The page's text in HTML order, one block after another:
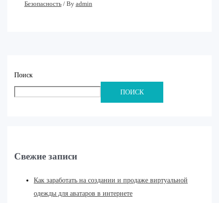
Безопасность/ By admin
Поиск
ПОИСК
Свежие записи
Как заработать на создании и продаже виртуальной
одежды для аватаров в интернете